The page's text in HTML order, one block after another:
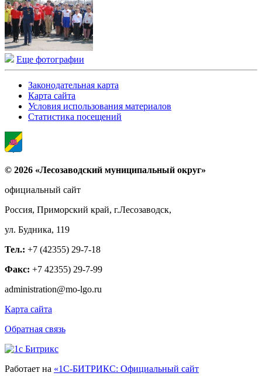
Еще фотографии
Законодательная карта
Карта сайта
Условия использования материалов
Статистика посещений
© 2026 «Лесозаводский муниципальный округ»
официальный сайт
Россия, Приморский край, г.Лесозаводск,
ул. Будника, 119
Тел.: +7 (42355) 29-7-18
Факс: +7 42355) 29-7-99
administration@mo-lgo.ru
Карта сайта
Обратная связь
Работает на «1С-БИТРИКС: Официальный сайт